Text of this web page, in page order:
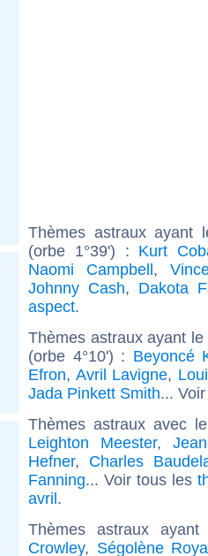
Thèmes astraux ayant
(orbe 1°39') : Kurt
Naomi Campbell,
Johnny Cash, Dakota
aspect.
Thèmes astraux ayant
(orbe 4°10') : Beyoncé
Efron, Avril Lavigne,
Jada Pinkett Smith...
Thèmes astraux avec
Leighton Meester,
Hefner, Charles
Fanning... Voir tous les
avril.
Thèmes astraux
Crowley, Ségolène